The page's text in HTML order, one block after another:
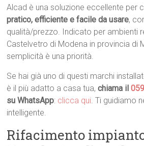
Alcad è una soluzione eccellente per
pratico, efficiente e facile da usare,
qualità/prezzo. Indicato per ambienti
Castelvetro di Modena in provincia di
semplicità è una priorità.
Se hai già uno di questi marchi
è il più adatto a casa tua,chiama il
su WhatsApp: clicca qui. Ti guidiamo
intelligente.
Rifacimento